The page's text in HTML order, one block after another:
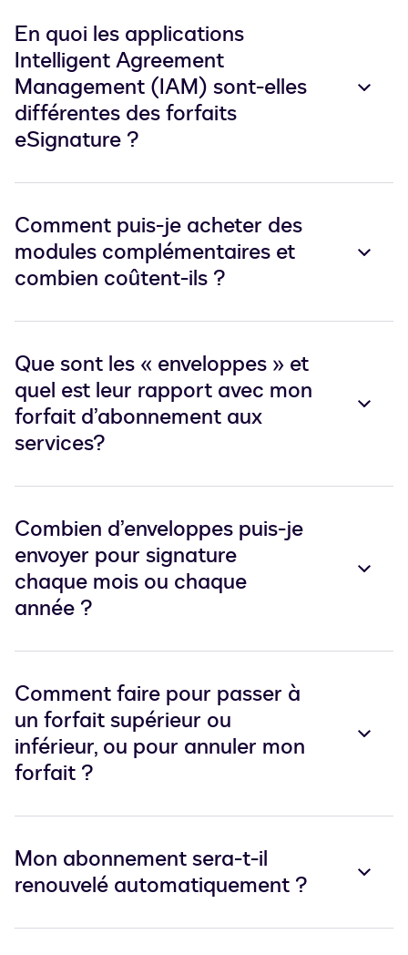
En quoi les applications
Intelligent Agreement
Management (IAM) sont-elles
différentes des forfaits
eSignature ?
Comment puis-je acheter des
modules complémentaires et
combien coûtent-ils ?
Que sont les « enveloppes » et
quel est leur rapport avec mon
forfait d’abonnement aux
services?
Combien d’enveloppes puis-je
envoyer pour signature
chaque mois ou chaque
année ?
Comment faire pour passer à
un forfait supérieur ou
inférieur, ou pour annuler mon
forfait ?
Mon abonnement sera-t-il
renouvelé automatiquement ?